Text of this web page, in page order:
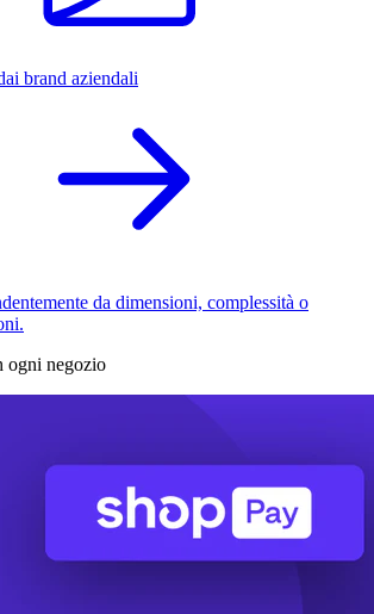
brand aziendali
da dimensioni, complessità o
ogni negozio